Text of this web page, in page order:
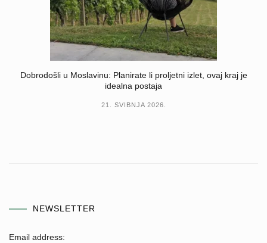
Dobrodošli u Moslavinu: Planirate li proljetni izlet, ovaj kraj je
idealna postaja
21. SVIBNJA 2026.
NEWSLETTER
Email address: